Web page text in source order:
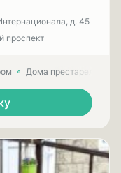
д. 45
проспект
Дома престарелых